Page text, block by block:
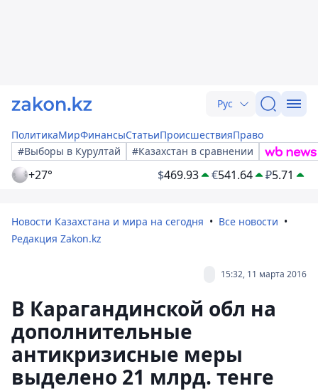
Рус
ПолитикаМирФинансыСтатьиПроисшествияПраво
#Выборы в Курултай
#Казахстан в сравнении
+27° $469.93 €541.64 ₽5.71
Новости Казахстана и мира на сегодня
Все новости
Редакция Zakon.kz
15:32, 11 марта 2016
В Карагандинской обл на
дополнительные
антикризисные меры
выделено 21 млрд. тенге